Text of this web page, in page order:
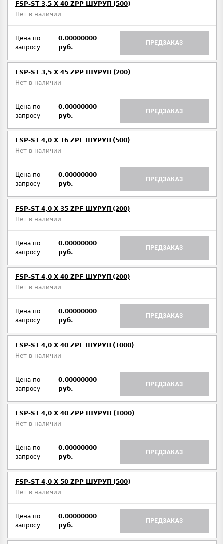
FSP-ST 3,5 X 40 ZPP ШУРУП (500)
Нет в наличии
Цена по
запросу
0.00000000
руб.
ПРЕДЗАКАЗ
FSP-ST 3,5 X 45 ZPP ШУРУП (200)
Нет в наличии
Цена по
запросу
0.00000000
руб.
ПРЕДЗАКАЗ
FSP-ST 4,0 X 16 ZPF ШУРУП (500)
Нет в наличии
Цена по
запросу
0.00000000
руб.
ПРЕДЗАКАЗ
FSP-ST 4,0 X 35 ZPF ШУРУП (200)
Нет в наличии
Цена по
запросу
0.00000000
руб.
ПРЕДЗАКАЗ
FSP-ST 4,0 X 40 ZPF ШУРУП (200)
Нет в наличии
Цена по
запросу
0.00000000
руб.
ПРЕДЗАКАЗ
FSP-ST 4,0 X 40 ZPF ШУРУП (1000)
Нет в наличии
Цена по
запросу
0.00000000
руб.
ПРЕДЗАКАЗ
FSP-ST 4,0 X 40 ZPP ШУРУП (1000)
Нет в наличии
Цена по
запросу
0.00000000
руб.
ПРЕДЗАКАЗ
FSP-ST 4,0 X 50 ZPP ШУРУП (500)
Нет в наличии
Цена по
запросу
0.00000000
руб.
ПРЕДЗАКАЗ